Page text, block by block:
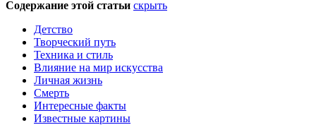
Содержание этой статьи скрыть
Детство
Творческий путь
Техника и стиль
Влияние на мир искусства
Личная жизнь
Смерть
Интересные факты
Известные картины